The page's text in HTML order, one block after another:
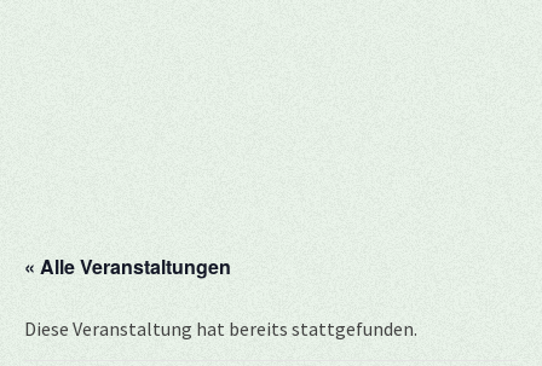
« Alle Veranstaltungen
Diese Veranstaltung hat bereits stattgefunden.